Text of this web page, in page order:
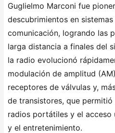
Guglielmo Marconi fue
descubrimientos en
comunicación, logrando las
larga distancia a finales del
la radio evolucionó
modulación de amplitud
receptores de válvulas y,
de transistores, que
radios portátiles y el acceso
y el entretenimiento.